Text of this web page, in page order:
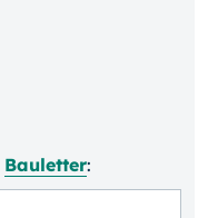
Bauletter: